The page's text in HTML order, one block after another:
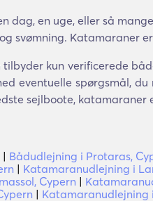
dag, en uge, eller så
svømning.
tilbyder kun verificerede
eventuelle spørgsmål,
sejlboote,
| Bådudlejning i Protaras,
| Katamaranudlejning i
Cypern |
| Katamaranudlejning